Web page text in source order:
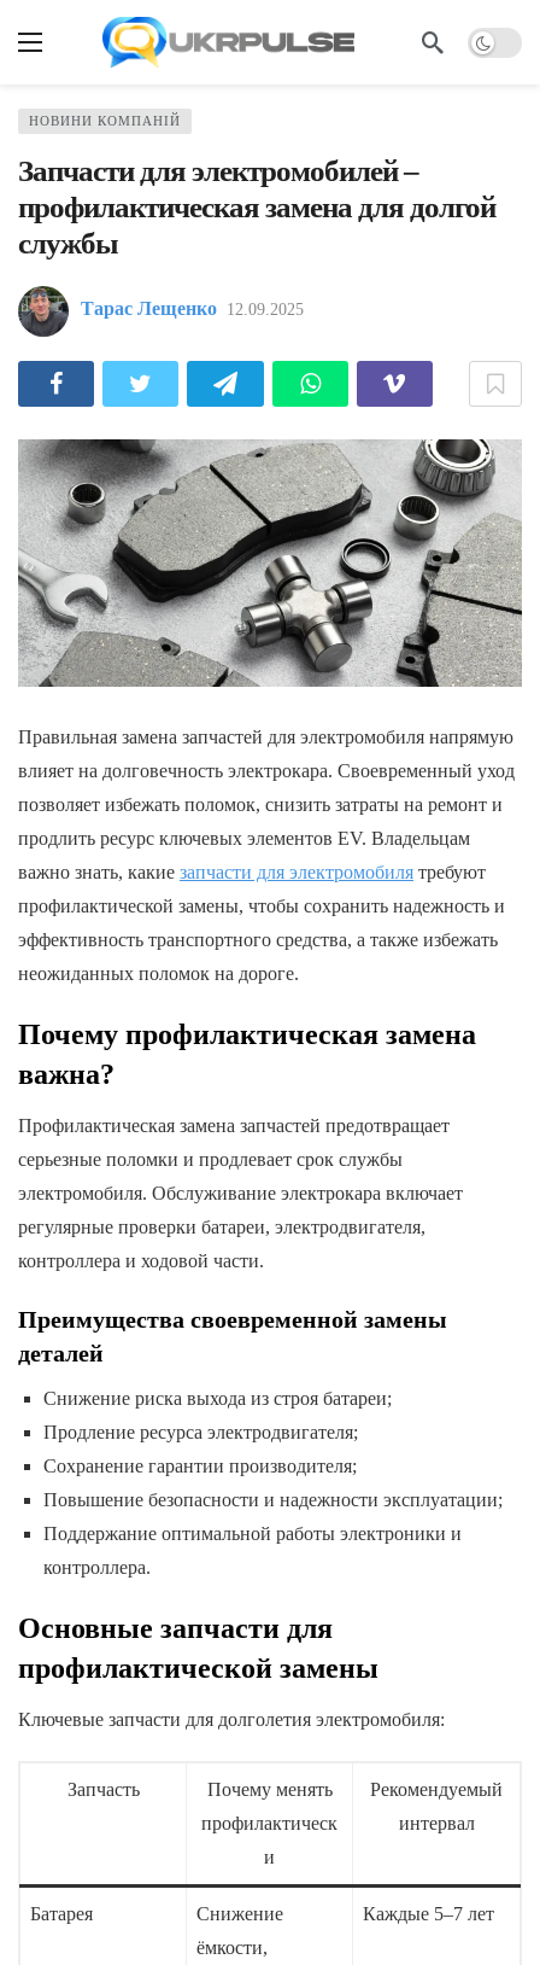
НОВИНИ КОМПАНІЙ
Запчасти для электромобилей –
профилактическая замена для долгой
службы
Тарас Лещенко 12.09.2025
Правильная замена запчастей для электромобиля напрямую
влияет на долговечность электрокара. Своевременный уход
позволяет избежать поломок, снизить затраты на ремонт и
продлить ресурс ключевых элементов EV. Владельцам
важно знать, какие запчасти для электромобиля требуют
профилактической замены, чтобы сохранить надежность и
эффективность транспортного средства, а также избежать
неожиданных поломок на дороге.
Почему профилактическая замена
важна?
Профилактическая замена запчастей предотвращает
серьезные поломки и продлевает срок службы
электромобиля. Обслуживание электрокара включает
регулярные проверки батареи, электродвигателя,
контроллера и ходовой части.
Преимущества своевременной замены
деталей
Снижение риска выхода из строя батареи;
Продление ресурса электродвигателя;
Сохранение гарантии производителя;
Повышение безопасности и надежности эксплуатации;
Поддержание оптимальной работы электроники и
контроллера.
Основные запчасти для
профилактической замены
Ключевые запчасти для долголетия электромобиля:
Запчасть
Почему менять
профилактическ
и
Рекомендуемый
интервал
Батарея
Снижение
ёмкости,
Каждые 5–7 лет